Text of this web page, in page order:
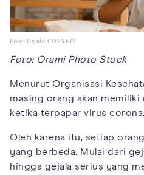
Foto: Gejala COVID-19
Foto: Orami Photo Stock
Menurut Organisasi
masing orang akan
ketika terpapar virus corona.
Oleh karena itu, setiap
yang berbeda. Mulai dari
hingga gejala serius yang